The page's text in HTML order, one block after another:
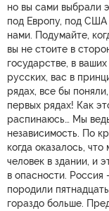
но вы сами выбрали
под Европу, под США
нами. Подумайте,
вы не стоите в
государстве, в
русских, вас в
рядах, все бы
первых рядах! Как
распинаюсь… Мы
независимость. По
когда оказалось,
человек в здании, и
в опасности. Россия
породили
гораздо больше.